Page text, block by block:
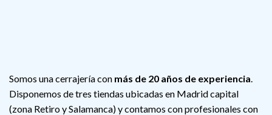
Somos una cerrajería con más de 20 años de experiencia.
Disponemos de tres tiendas ubicadas en Madrid capital
(zona Retiro y Salamanca) y contamos con profesionales con